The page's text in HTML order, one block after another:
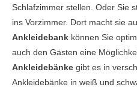
Schlafzimmer stellen. Oder Sie
ins Vorzimmer. Dort macht sie
Ankleidebank können Sie
auch den Gästen eine
Ankleidebänke gibt es in
Ankleidebänke in weiß und